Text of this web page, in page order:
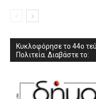
Κυκλοφόρησε το 44ο
Πολιτεία. Διαβάστε το: